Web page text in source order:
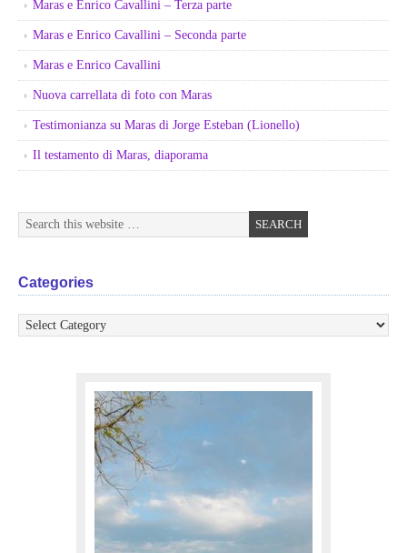
Maras e Enrico Cavallini – Terza parte
Maras e Enrico Cavallini – Seconda parte
Maras e Enrico Cavallini
Nuova carrellata di foto con Maras
Testimonianza su Maras di Jorge Esteban (Lionello)
Il testamento di Maras, diaporama
Categories
Categories